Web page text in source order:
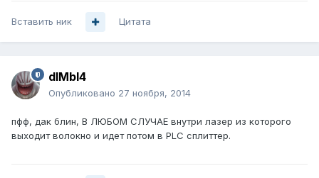
Вставить ник Цитата
dIMbI4
Опубликовано 27 ноября, 2014
пфф, дак блин, В ЛЮБОМ СЛУЧАЕ внутри лазер из которого
выходит волокно и идет потом в PLC сплиттер.